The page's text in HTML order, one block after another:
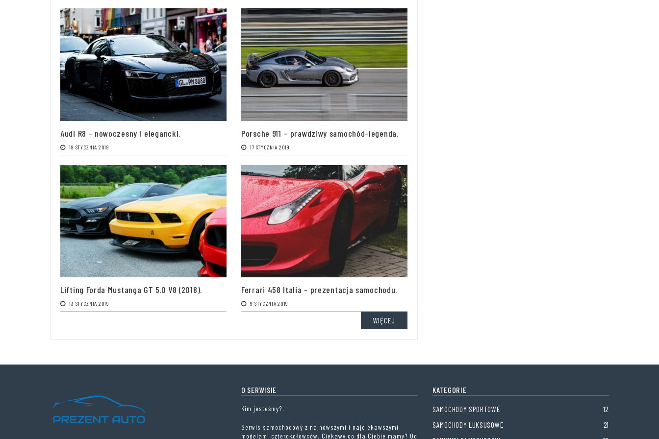
Audi R8 - nowoczesny i elegancki.
19 STYCZNIA 2019
Porsche 911 – prawdziwy samochód-legenda.
17 STYCZNIA 2019
Lifting Forda Mustanga GT 5.0 V8 (2018).
13 STYCZNIA 2019
Ferrari 458 Italia - prezentacja samochodu.
9 STYCZNIA 2019
WIĘCEJ
O SERWISIE
Kim jesteśmy?.
Serwis samochodowy z najnowszymi i najciekawszymi
modelami czterokołowców. Ciekawy co dla Ciebie mamy? Od
KATEGORIE
SAMOCHODY SPORTOWE
12
SAMOCHODY LUKSUSOWE
21